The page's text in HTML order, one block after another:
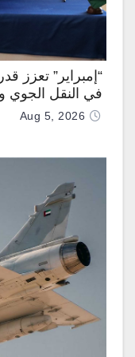
“إمبراير” تعزز
في النقل الجوي
تزويدها بطائرتي “كيه سي-
Aug 5, 2026